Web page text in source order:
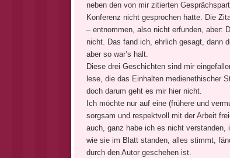
neben den von mir zitierten
Konferenz nicht gesprochen hatte. Die
– entnommen, also nicht erfunden, aber:
nicht. Das fand ich, ehrlich gesagt, dann
aber so war’s halt.
Diese drei Geschichten sind mir
lese, die das Einhalten medienethischer
doch darum geht es mir hier nicht.
Ich möchte nur auf eine (frühere und
sorgsam und respektvoll mit der Arbeit
auch, ganz habe ich es nicht
wie sie im Blatt standen, alles stimmt,
durch den Autor geschehen ist.